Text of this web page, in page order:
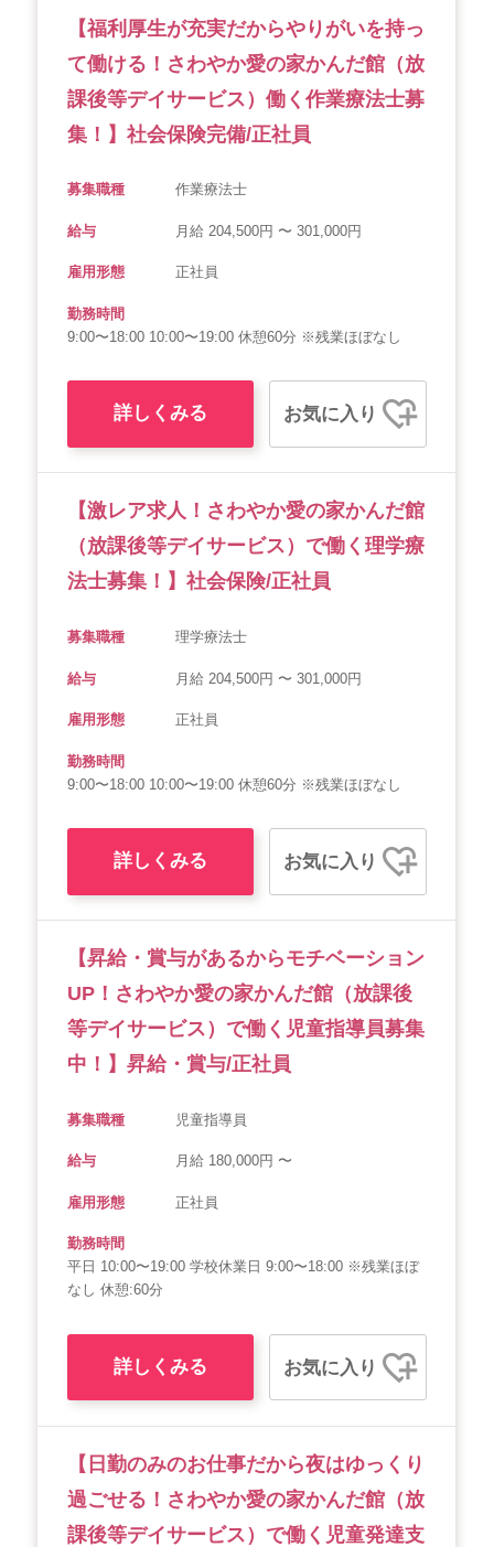
【福利厚生が充実だからやりがいを持っ
て働ける！さわやか愛の家かんだ館（放
課後等デイサービス）働く作業療法士募
集！】社会保険完備/正社員
募集職種 作業療法士
給与 月給 204,500円 〜 301,000円
雇用形態 正社員
勤務時間
9:00〜18:00 10:00〜19:00 休憩60分 ※残業ほぼなし
詳しくみる お気に入り
【激レア求人！さわやか愛の家かんだ館
（放課後等デイサービス）で働く理学療
法士募集！】社会保険/正社員
募集職種 理学療法士
給与 月給 204,500円 〜 301,000円
雇用形態 正社員
勤務時間
9:00〜18:00 10:00〜19:00 休憩60分 ※残業ほぼなし
詳しくみる お気に入り
【昇給・賞与があるからモチベーション
UP！さわやか愛の家かんだ館（放課後
等デイサービス）で働く児童指導員募集
中！】昇給・賞与/正社員
募集職種 児童指導員
給与 月給 180,000円 〜
雇用形態 正社員
勤務時間
平日 10:00〜19:00 学校休業日 9:00〜18:00 ※残業ほぼ
なし 休憩:60分
詳しくみる お気に入り
【日勤のみのお仕事だから夜はゆっくり
過ごせる！さわやか愛の家かんだ館（放
課後等デイサービス）で働く児童発達支